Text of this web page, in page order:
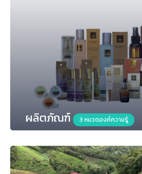
ผลิตภัณฑ์ 3 หมวดองค์ความรู้